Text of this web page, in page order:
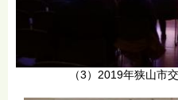
（3）2019年狭山市